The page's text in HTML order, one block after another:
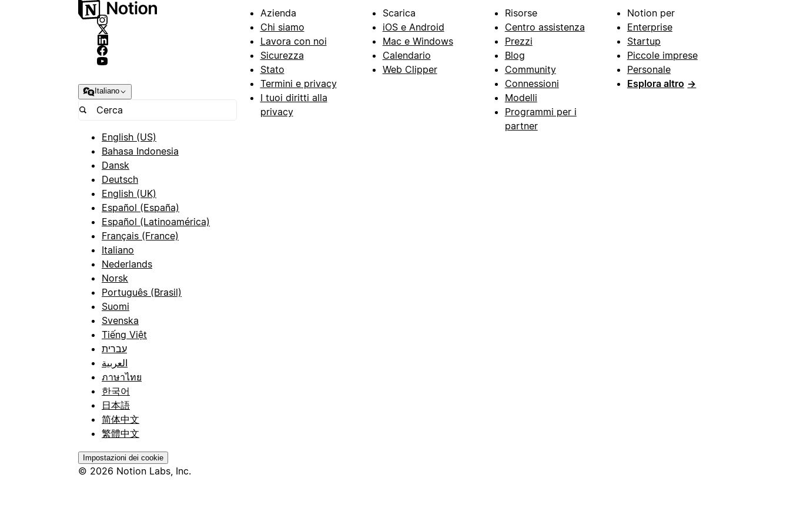
Italiano
English (US)
Bahasa Indonesia
Dansk
Deutsch
English (UK)
Español (España)
Español (Latinoamérica)
Français (France)
Italiano
Nederlands
Norsk
Português (Brasil)
Suomi
Svenska
Tiếng Việt
עברית
العربية
ภาษาไทย
한국어
日本語
简体中文
繁體中文
Impostazioni dei cookie
© 2026 Notion Labs, Inc.
Azienda
Chi siamo
Lavora con noi
Sicurezza
Stato
Termini e privacy
I tuoi diritti alla
privacy
Scarica
iOS e Android
Mac e Windows
Calendario
Web Clipper
Risorse
Centro assistenza
Prezzi
Blog
Community
Connessioni
Modelli
Programmi per i
partner
Notion per
Enterprise
Startup
Piccole imprese
Personale
Esplora altro →